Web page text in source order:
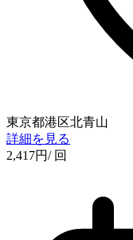
東京都港区北青山
詳細を見る
2,417円/ 回